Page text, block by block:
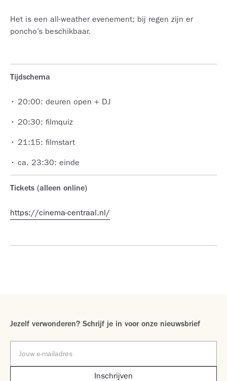
Het is een all-weather evenement; bij regen zijn er
poncho’s beschikbaar.
Tijdschema
• 20:00: deuren open + DJ
• 20:30: filmquiz
• 21:15: filmstart
• ca. 23:30: einde
Tickets (alleen online)
https://cinema-centraal.nl/
Jezelf verwonderen? Schrijf je in voor onze nieuwsbrief